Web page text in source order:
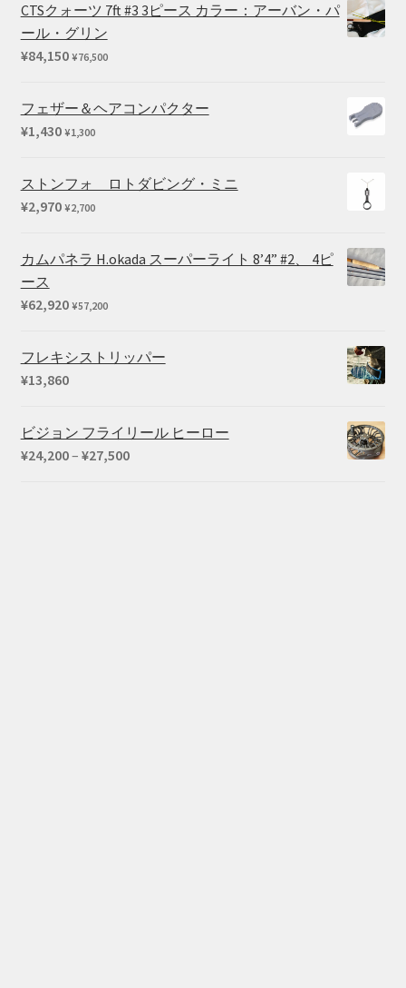
CTSクォーツ 7ft #3 3ピース カラー：アーバン・パ
ール・グリン
¥84,150 ¥76,500
フェザー＆ヘアコンパクター
¥1,430 ¥1,300
ストンフォ ロトダビング・ミニ
¥2,970 ¥2,700
カムパネラ H.okada スーパーライト 8’4” #2、 4ピ
ース
¥62,920 ¥57,200
フレキシストリッパー
¥13,860
ビジョン フライリール ヒーロー
¥24,200– ¥27,500価